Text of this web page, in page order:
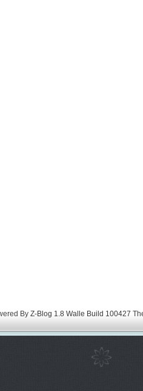
By Z-Blog 1.8 Walle Build 100427